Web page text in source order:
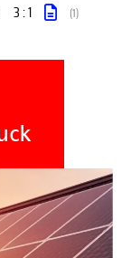
3 : 1 (1)